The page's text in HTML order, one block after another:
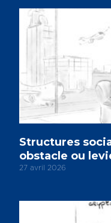
Structures
obstacle ou
27 avril 2026